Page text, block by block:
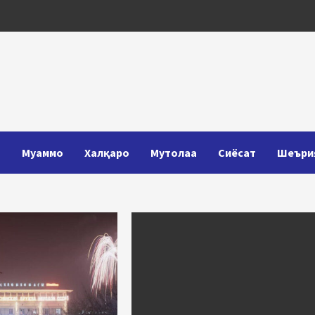
Муаммо Халқаро Мутолаа Сиёсат